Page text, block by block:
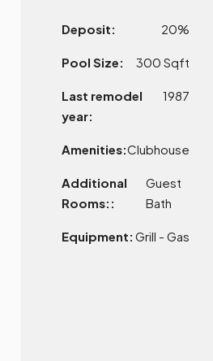
Deposit: 20%
Pool Size: 300 Sqft
Last remodel
year:
1987
Amenities:Clubhouse
Additional
Rooms::
Guest
Bath
Equipment: Grill - Gas